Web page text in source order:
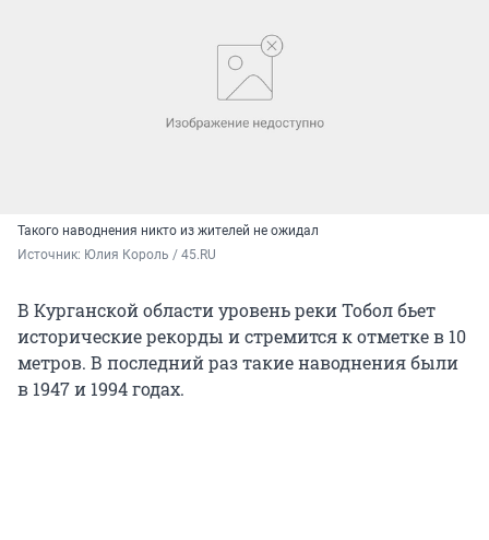
Такого наводнения никто из жителей не ожидал
Источник: Юлия Король / 45.RU
В Курганской области уровень реки Тобол бьет
исторические рекорды и стремится к отметке в 10
метров. В последний раз такие наводнения были
в 1947 и 1994 годах.